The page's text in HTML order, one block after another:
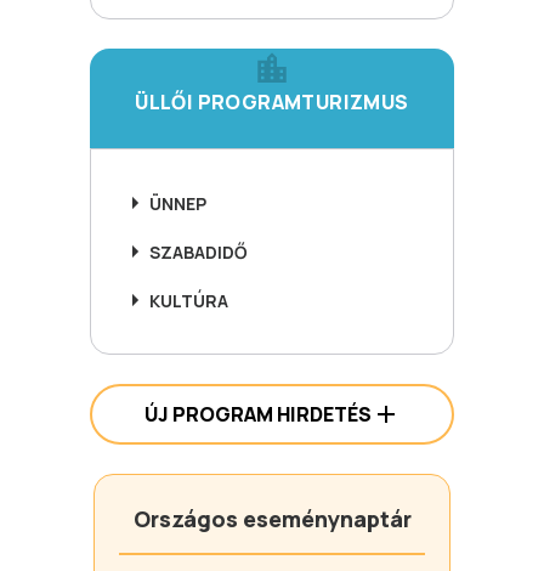
ÜLLŐI PROGRAMTURIZMUS
ÜNNEP
SZABADIDŐ
KULTÚRA
ÚJ PROGRAM HIRDETÉS
Országos eseménynaptár